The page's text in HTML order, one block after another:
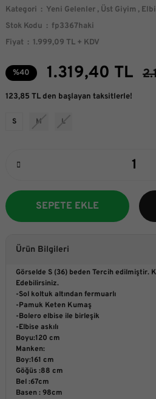
Kategori Yeni Gelenler , Üst Giyim ,
Stok Kodu
fp3367haki
Fiyat
1.999,09 TL + KDV
%40 1.319,40 TL
123,85 TL den başlayan taksitlerle!
S M L
SEPETE EKLE
Ürün Bilgileri
Görselde S (36) beden Tercih edilmiştir.
Edebilirsiniz.
-Sol koltuk altından fermuarlı
-Pamuk Keten Kumaş
-Bolero elbise ile birleşik
-Elbise askılı
Boyu:120 cm
Manken:
Boy:161 cm
Göğüs :88 cm
Bel :67cm
Basen : 98cm